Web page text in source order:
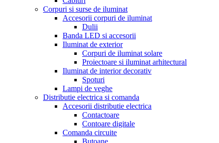
Corpuri si surse de iluminat
Accesorii corpuri de iluminat
Dulii
Banda LED si accesorii
Iluminat de exterior
Corpuri de iluminat solare
Proiectoare si iluminat arhitectural
Iluminat de interior decorativ
Spoturi
Lampi de veghe
Distributie electrica si comanda
Accesorii distributie electrica
Contactoare
Contoare digitale
Comanda circuite
Butoane